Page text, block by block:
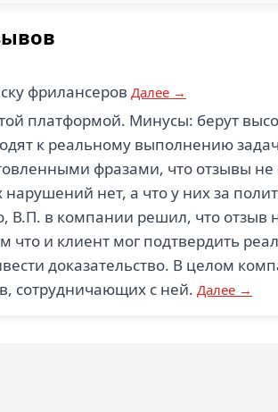
фрилансеров Далее →
платформой. Минусы: берут
к реальному выполнению
фразами, что отзывы не
нет, а что у них за
в компании решил, что отзыв
что и клиент мог подтвердить
доказательство. В целом
сотрудничающих с ней. Далее →